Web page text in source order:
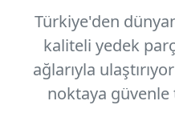
Türkiye'den
kaliteli yedek
ağlarıyla
noktaya güvenle